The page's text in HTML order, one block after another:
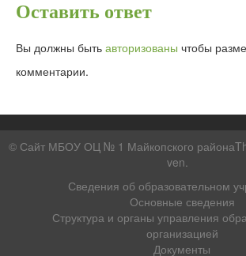
Оставить ответ
Вы должны быть авторизованы чтобы
комментарии.
© Сайт МБОУ ОЦ № 1 Майкопского
ven
Сведения об образовательном
Основные сведения
Структура и органы управления
организацией
Документы